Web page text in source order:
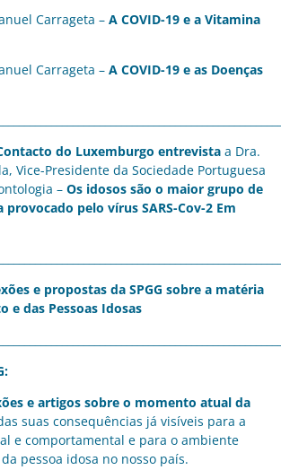
Carrageta – A COVID-19 e a Vitamina
Carrageta – A COVID-19 e as Doenças
do Luxemburgo entrevista a Dra.
Vice-Presidente da Sociedade Portuguesa
– Os idosos são o maior grupo de
pelo vírus SARS-Cov-2 Em
e propostas da SPGG sobre a matéria
e das Pessoas Idosas
e artigos sobre o momento atual da
suas consequências já visíveis para a
e comportamental e para o ambiente
pessoa idosa no nosso país.